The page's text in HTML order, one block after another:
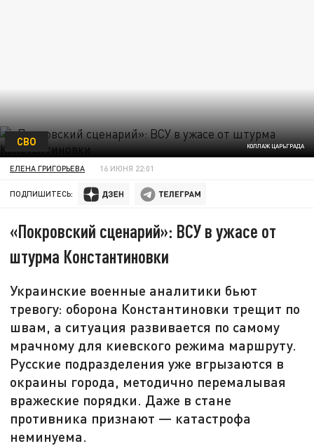
КОЛЛАЖ ЦАРЬГРАДА
СВО
ЕЛЕНА ГРИГОРЬЕВА 16 ИЮНЯ 22:01
ПОДПИШИТЕСЬ:
«Покровский сценарий»: ВСУ в ужасе от
штурма Константиновки
Украинские военные аналитики бьют
тревогу: оборона Константиновки трещит по
швам, а ситуация развивается по самому
мрачному для киевского режима маршруту.
Русские подразделения уже вгрызаются в
окраины города, методично перемалывая
вражеские порядки. Даже в стане
противника признают — катастрофа
неминуема.